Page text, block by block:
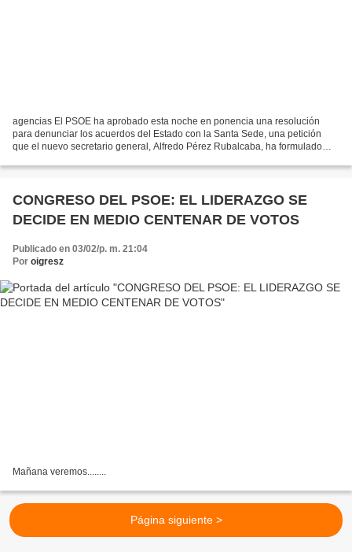
agencias El PSOE ha aprobado esta noche en ponencia una resolución
para denunciar los acuerdos del Estado con la Santa Sede, una petición
que el nuevo secretario general, Alfredo Pérez Rubalcaba, ha formulado
CONGRESO DEL PSOE: EL LIDERAZGO SE
DECIDE EN MEDIO CENTENAR DE VOTOS
Publicado en 03/02/p. m. 21:04
Por oigresz
Mañana veremos........
Página siguiente >